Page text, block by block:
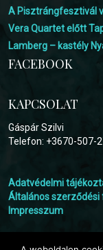
A Pisztrángfesztivál
Vera Quartet előtt
Lamberg – kastély
FACEBOOK
KAPCSOLAT
Gáspár Szilvi
Telefon: +3670-507-
Adatvédelmi
Általános
Impresszum